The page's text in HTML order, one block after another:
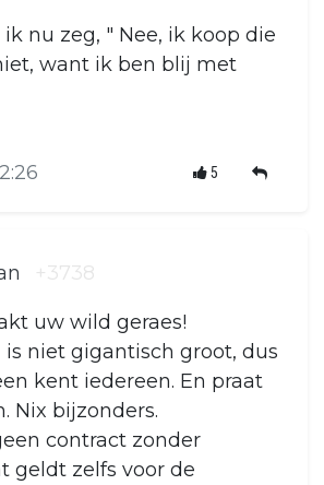
nu zeg, " Nee, ik koop die
want ik ben blij met
5
+3738
uw wild geraes!
is niet gigantisch groot, dus
kent iedereen. En praat
Nix bijzonders.
contract zonder
geldt zelfs voor de